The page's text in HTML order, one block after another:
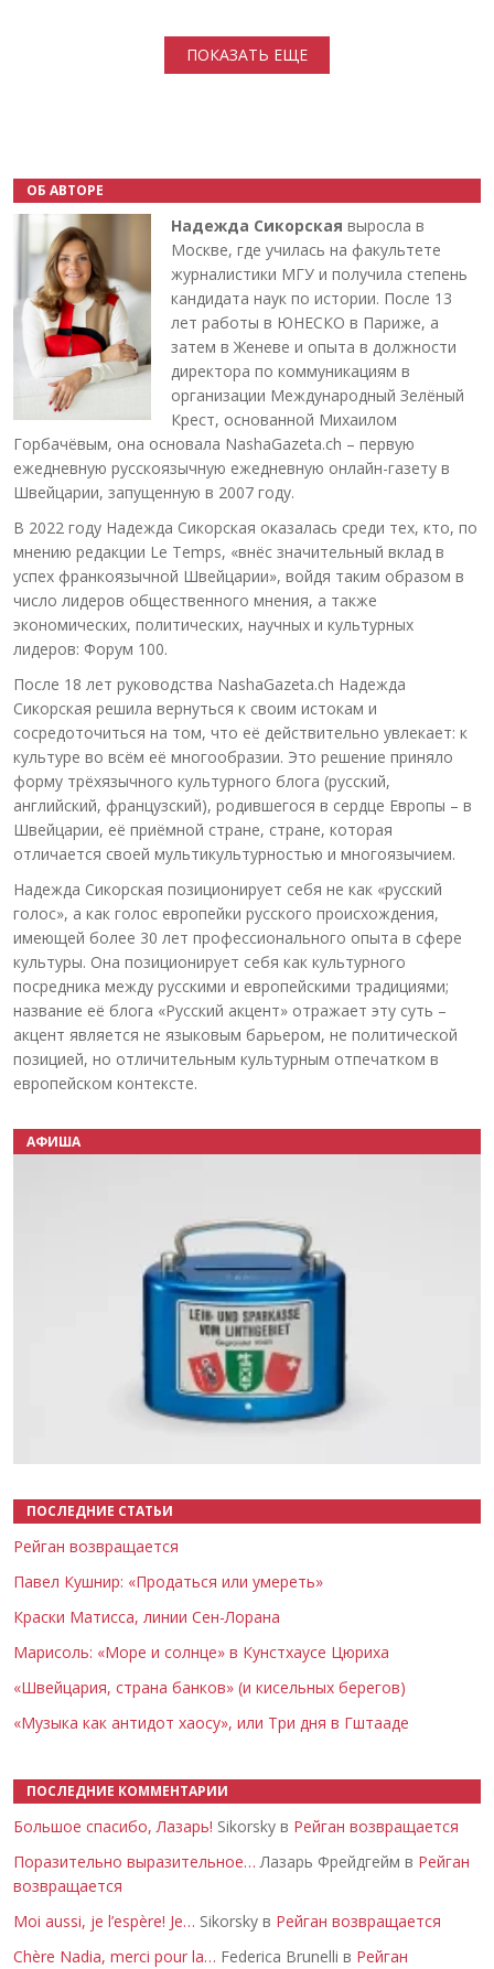
ПОКАЗАТЬ ЕЩЕ
ОБ АВТОРЕ
Надежда Сикорская выросла в
Москве, где училась на факультете
журналистики МГУ и получила степень
кандидата наук по истории. После 13
лет работы в ЮНЕСКО в Париже, а
затем в Женеве и опыта в должности
директора по коммуникациям в
организации Международный Зелёный
Крест, основанной Михаилом
Горбачёвым, она основала NashaGazeta.ch – первую
ежедневную русскоязычную ежедневную онлайн-газету в
Швейцарии, запущенную в 2007 году.
В 2022 году Надежда Сикорская оказалась среди тех, кто, по
мнению редакции Le Temps, «внёс значительный вклад в
успех франкоязычной Швейцарии», войдя таким образом в
число лидеров общественного мнения, а также
экономических, политических, научных и культурных
лидеров: Форум 100.
После 18 лет руководства NashaGazeta.ch Надежда
Сикорская решила вернуться к своим истокам и
сосредоточиться на том, что её действительно увлекает: к
культуре во всём её многообразии. Это решение приняло
форму трёхязычного культурного блога (русский,
английский, французский), родившегося в сердце Европы – в
Швейцарии, её приёмной стране, стране, которая
отличается своей мультикультурностью и многоязычием.
Надежда Сикорская позиционирует себя не как «русский
голос», а как голос европейки русского происхождения,
имеющей более 30 лет профессионального опыта в сфере
культуры. Она позиционирует себя как культурного
посредника между русскими и европейскими традициями;
название её блога «Русский акцент» отражает эту суть –
акцент является не языковым барьером, не политической
позицией, но отличительным культурным отпечатком в
европейском контексте.
АФИША
ПОСЛЕДНИЕ СТАТЬИ
Рейган возвращается
Павел Кушнир: «Продаться или умереть»
Краски Матисса, линии Сен-Лорана
Марисоль: «Море и солнце» в Кунстхаусе Цюриха
«Швейцария, страна банков» (и кисельных берегов)
«Музыка как антидот хаосу», или Три дня в Гштааде
ПОСЛЕДНИЕ КОММЕНТАРИИ
Большое спасибо, Лазарь! Sikorsky в Рейган возвращается
Поразительно выразительное… Лазарь Фрейдгейм в Рейган
возвращается
Moi aussi, je l’espère! Je… Sikorsky в Рейган возвращается
Chère Nadia, merci pour la… Federica Brunelli в Рейган